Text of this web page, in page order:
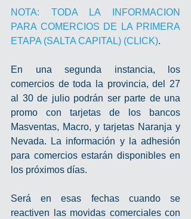
NOTA: TODA LA INFORMACION
PARA COMERCIOS DE LA PRIMERA
ETAPA (SALTA CAPITAL) (CLICK).
En una segunda instancia, los
comercios de toda la provincia, del 27
al 30 de julio podrán ser parte de una
promo con tarjetas de los bancos
Masventas, Macro, y tarjetas Naranja y
Nevada. La información y la adhesión
para comercios estarán disponibles en
los próximos días.
Será en esas fechas cuando se
reactiven las movidas comerciales con